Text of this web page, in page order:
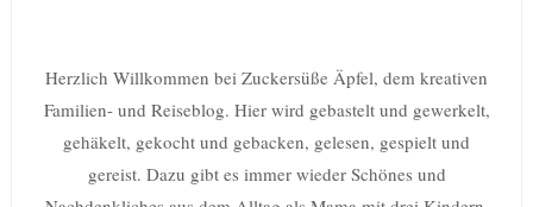
Herzlich Willkommen bei Zuckersüße Äpfel, dem kreativen
Familien- und Reiseblog. Hier wird gebastelt und gewerkelt,
gehäkelt, gekocht und gebacken, gelesen, gespielt und
gereist. Dazu gibt es immer wieder Schönes und